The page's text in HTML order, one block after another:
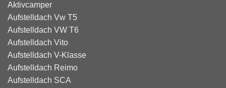
Aktivcamper
Aufstelldach Vw T5
Aufstelldach VW T6
Aufstelldach Vito
Aufstelldach V-Klasse
Aufstelldach Reimo
Aufstelldach SCA